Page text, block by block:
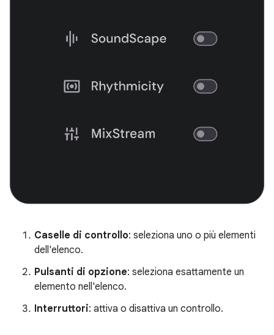
Caselle di controllo: seleziona uno o più elementi
dell'elenco.
Pulsanti di opzione: seleziona esattamente un
elemento nell'elenco.
Interruttori: attiva o disattiva un controllo.